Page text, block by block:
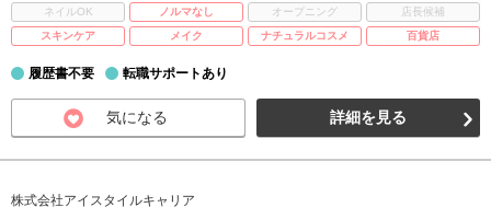
ネイルOK
ノルマなし オープニング
店長候補
スキンケア
メイク ナチュラルコスメ 百貨店
履歴書不要 転職サポートあり
気になる 詳細を見る
株式会社アイスタイルキャリア